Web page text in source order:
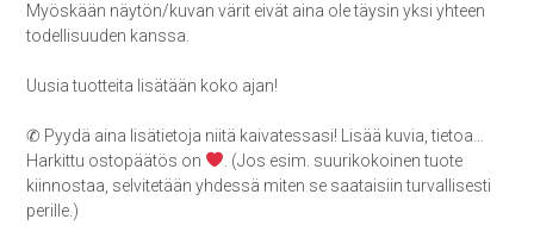
Myöskään näytön/kuvan värit eivät aina ole täysin yksi yhteen
todellisuuden kanssa.
Uusia tuotteita lisätään koko ajan!
✆ Pyydä aina lisätietoja niitä kaivatessasi! Lisää kuvia, tietoa…
Harkittu ostopäätös on
. (Jos esim. suurikokoinen tuote
kiinnostaa, selvitetään yhdessä miten se saataisiin turvallisesti
perille.)